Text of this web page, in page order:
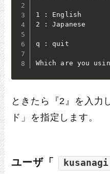
1 : English
2 : Japanese
q : quit
Which are you
ときたら『2』を入力
ド」を指定します。
ユーザ「 kusanagi